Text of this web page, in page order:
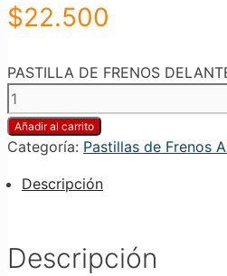
$22.500
PASTILLA DE FRENOS
Añadir al carrito
Categoría: Pastillas de Frenos
Descripción
Descripción